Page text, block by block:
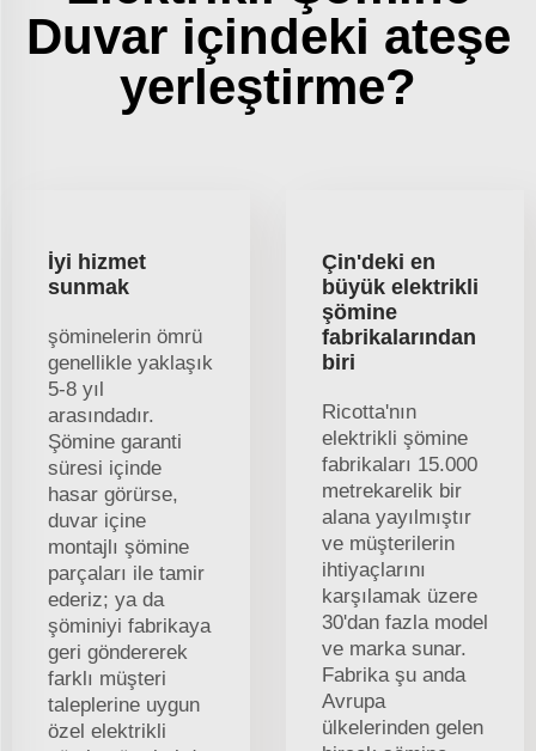
Duvar içindeki ateşe
yerleştirme?
İyi hizmet
sunmak
şöminelerin ömrü
genellikle yaklaşık
5-8 yıl
arasındadır.
Şömine garanti
süresi içinde
hasar görürse,
duvar içine
montajlı şömine
parçaları ile tamir
ederiz; ya da
şöminiyi fabrikaya
geri göndererek
farklı müşteri
taleplerine uygun
özel elektrikli
Çin'deki en
büyük elektrikli
şömine
fabrikalarından
biri
Ricotta'nın
elektrikli şömine
fabrikaları 15.000
metrekarelik bir
alana yayılmıştır
ve müşterilerin
ihtiyaçlarını
karşılamak üzere
30'dan fazla model
ve marka sunar.
Fabrika şu anda
Avrupa
ülkelerinden gelen